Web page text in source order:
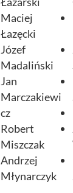
Maciej
Łazęcki
Józef
Madaliński
Jan
Marczakiewi
cz
Robert
Miszczak
Andrzej
Młynarczyk